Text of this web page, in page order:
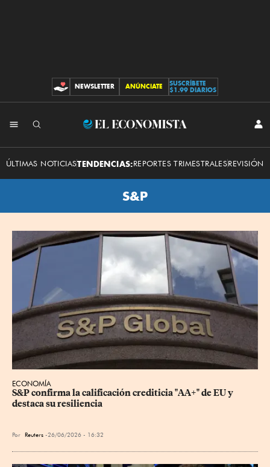
CONTRIBUCIONES
NEWSLETTER ANÚNCIATE
SUSCRÍBETE
$1.99 DIARIOS
El
Economista
ÚLTIMAS NOTICIASTENDENCIAS:REPORTES TRIMESTRALESREVISIÓN
S&P
ECONOMÍA
S&P confirma la calificación crediticia "AA+" de EU y
destaca su resiliencia
Por Reuters 26/06/2026 - 16:32